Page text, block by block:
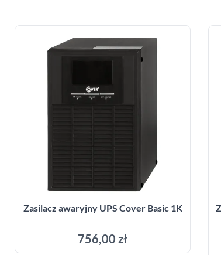
Zasilacz awaryjny UPS Cover Basic 1K
756,00 zł